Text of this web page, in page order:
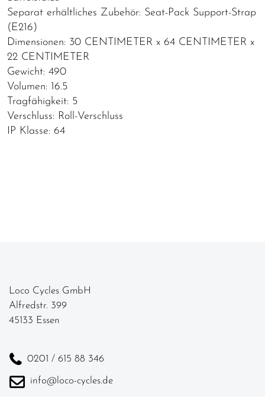
Separat erhältliches Zubehör: Seat-Pack Support-Strap
(E216)
Dimensionen: 30 CENTIMETER x 64 CENTIMETER x
22 CENTIMETER
Gewicht: 490
Volumen: 16.5
Tragfähigkeit: 5
Verschluss: Roll-Verschluss
IP Klasse: 64
Loco Cycles GmbH
Alfredstr. 399
45133 Essen
0201 / 615 88 346
info@loco-cycles.de